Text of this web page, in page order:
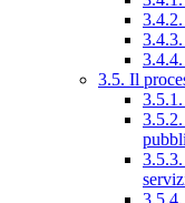
3.5. Il